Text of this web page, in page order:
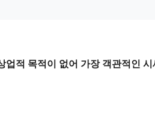
적 목적이 없어 가장 객관적인